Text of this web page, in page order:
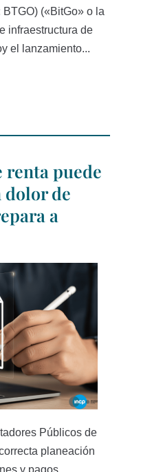
(«BitGo» o la
infraestructura de
el lanzamiento...
renta puede
dolor de
a
Públicos de
planeación
y pagos